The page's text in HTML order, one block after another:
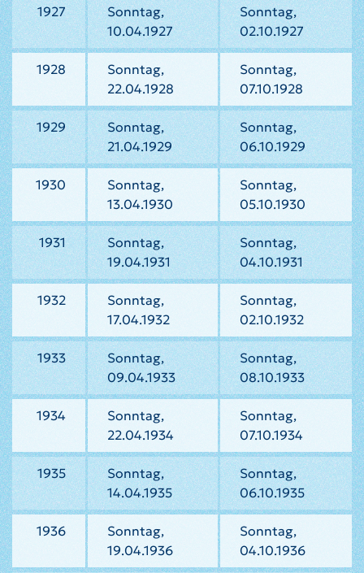
1927
Sonntag,
10.04.1927
Sonntag,
02.10.1927
1928
Sonntag,
22.04.1928
Sonntag,
07.10.1928
1929
Sonntag,
21.04.1929
Sonntag,
06.10.1929
1930
Sonntag,
13.04.1930
Sonntag,
05.10.1930
1931
Sonntag,
19.04.1931
Sonntag,
04.10.1931
1932
Sonntag,
17.04.1932
Sonntag,
02.10.1932
1933
Sonntag,
09.04.1933
Sonntag,
08.10.1933
1934
Sonntag,
22.04.1934
Sonntag,
07.10.1934
1935
Sonntag,
14.04.1935
Sonntag,
06.10.1935
1936
Sonntag,
19.04.1936
Sonntag,
04.10.1936